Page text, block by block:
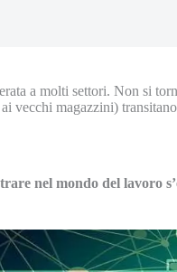
a molti settori. Non si
vecchi magazzini)
nel mondo del lavoro